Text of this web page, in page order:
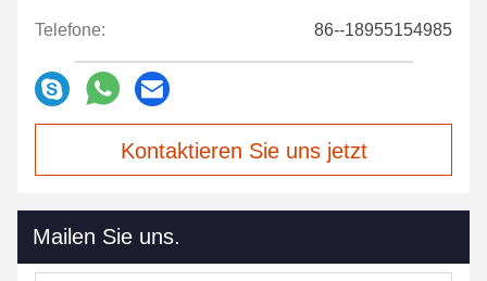
Telefone: 86--18955154985
Kontaktieren Sie uns jetzt
Mailen Sie uns.